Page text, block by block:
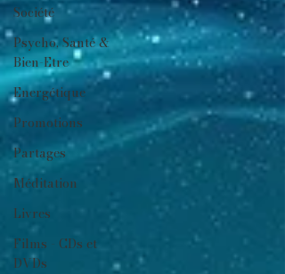
Société
Psycho, Santé &
Bien-Etre
Energétique
Promotions
Partages
Méditation
Livres
Films - CDs et
DVDs